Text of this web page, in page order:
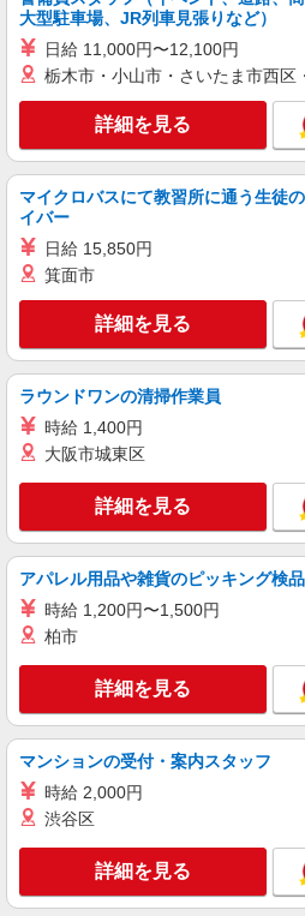
株式会社kotrio /●SI-H-2101938
【職場環境◎】よ
手募集♪未経験OK！
時給1600円〜
通費全支給(ガソリ
さいたま市岩槻
キープ
派遣社員
株式会社kotrio /●SI-H-2093709
善は急げ≫≫≫履歴
病院で看護助手急
時給1600円〜
通費全支給(ガソリ
さいたま市岩槻区
キープ
株式会社kotrio /●SW-S-2087055
岩槻駅★未経験か
看護助手
時給1550円〜
岩槻
キープ
派遣社員
株式会社kotrio /●SI-H-2024412
＜東岩槻駅＞元
＊週3〜OK/看護助
時給1600円〜
通費全支給(ガソリ
大型駐車場、JR列車見張りなど）
日給 11,000円〜12,100円
栃木市・小山市・さいたま市西
詳細を見る
マイクロバスにて教習所に通う生徒
イバー
日給 15,850円
箕面市
詳細を見る
ラウンドワンの清掃作業員
時給 1,400円
大阪市城東区
詳細を見る
アパレル用品や雑貨のピッキング検品
時給 1,200円〜1,500円
柏市
詳細を見る
マンションの受付・案内スタッフ
時給 2,000円
渋谷区
詳細を見る